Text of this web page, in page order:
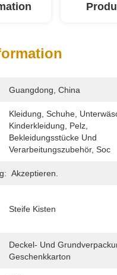
Guangdong, China
Kleidung, Schuhe,
Kinderkleidung, Pelz,
Bekleidungsstücke Und
Verarbeitungszubehör, Soc
Akzeptieren.
Steife Kisten
Deckel- Und
Geschenkkarton